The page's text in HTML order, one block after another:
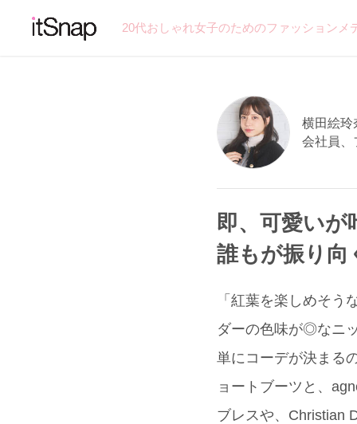
20代おしゃれ女子のためのファッション
横田絵玲
会社員、
即、可愛い
誰もが振り向
「紅葉を楽しめそ
ダーの色味が◎なニ
単にコーデが決まる
ョートブーツと、
ブレスや、Christian